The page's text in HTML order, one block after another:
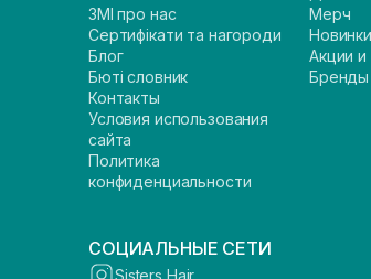
ЗМІ про нас
Сертифікати та нагороди
Блог
Бюті словник
Контакты
Условия использования
сайта
Политика
конфиденциальности
Мерч
Новинки
Акции и
Бренды
СОЦИАЛЬНЫЕ СЕТИ
Sisters Hair